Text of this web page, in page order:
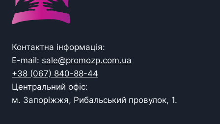
Контактна інформація:
E-mail: sale@promozp.com.ua
+38 (067) 840-88-44
Центральний офіс:
м. Запоріжжя, Рибальський провулок, 1.